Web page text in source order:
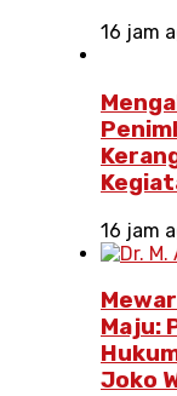
16 jam
16 jam
Maju:
Joko